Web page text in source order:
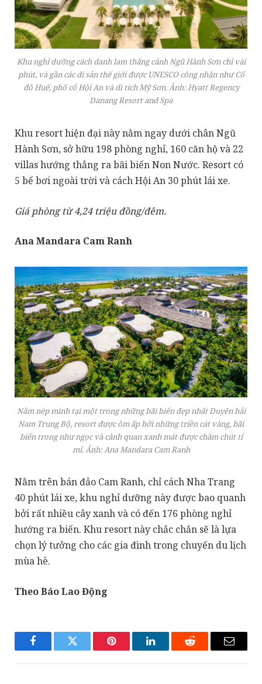
Khu nghỉ dưỡng cách danh lam thắng cảnh Ngũ Hành Sơn chỉ vài
phút, và gần các di sản thế giới được UNESCO công nhận như Cố
đô Huế, phố cổ Hội An và di tích Mỹ Sơn. Ảnh: Hyatt Regency
Danang Resort and Spa
Khu resort hiện đại này nằm ngay dưới chân Ngũ
Hành Sơn, sở hữu 198 phòng nghỉ, 160 căn hộ và 22
villas hướng thẳng ra bãi biển Non Nước. Resort có
5 bể bơi ngoài trời và cách Hội An 30 phút lái xe.
Giá phòng từ 4,24 triệu đồng/đêm.
Ana Mandara Cam Ranh
Nằm nép mình tại một trong những bãi biển đẹp nhất Duyên hải
Nam Trung Bộ, resort được ôm ấp bởi những triền cát vàng, bãi
biển trong như ngọc và cảnh quan xanh mát được chăm chút tỉ
mỉ. Ảnh: Ana Mandara Cam Ranh
Nằm trên bán đảo Cam Ranh, chỉ cách Nha Trang
40 phút lái xe, khu nghỉ dưỡng này được bao quanh
bởi rất nhiều cây xanh và có đến 176 phòng nghỉ
hướng ra biển. Khu resort này chắc chắn sẽ là lựa
chọn lý tưởng cho các gia đình trong chuyến du lịch
mùa hè.
Theo Báo Lao Động
FacebookTwitter Pinterest LinkedInReddit Email